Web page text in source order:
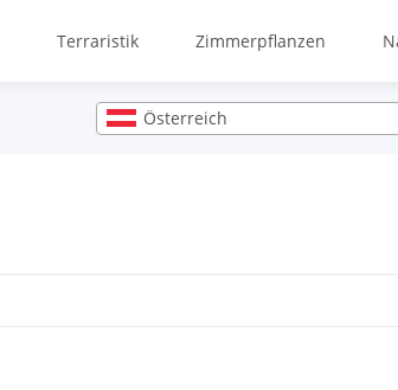
Terraristik Zimmerpflanzen
Österreich